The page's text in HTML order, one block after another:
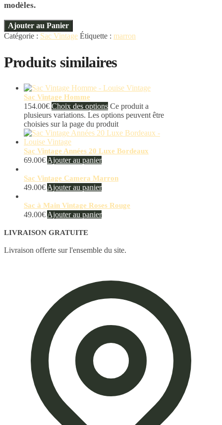
modèles.
Ajouter au Panier
Catégorie : Sac Vintage Étiquette : marron
Produits similaires
Sac Vintage Homme
154.00€ Choix des options Ce produit a
plusieurs variations. Les options peuvent être
choisies sur la page du produit
Sac Vintage Années 20 Luxe Bordeaux
69.00€ Ajouter au panier
Sac Vintage Camera Marron
49.00€ Ajouter au panier
Sac à Main Vintage Roses Rouge
49.00€ Ajouter au panier
LIVRAISON GRATUITE
Livraison offerte sur l'ensemble du site.